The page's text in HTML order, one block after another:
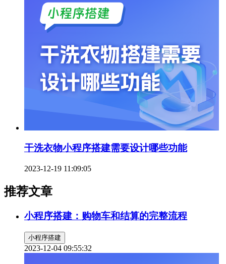
干洗衣物小程序搭建需要设计哪些功能
2023-12-19 11:09:05
推荐文章
小程序搭建：购物车和结算的完整流程
小程序搭建
2023-12-04 09:55:32